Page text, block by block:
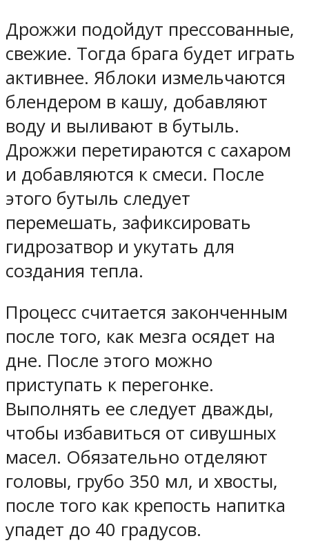
Дрожжи подойдут прессованные,
свежие. Тогда брага будет играть
активнее. Яблоки измельчаются
блендером в кашу, добавляют
воду и выливают в бутыль.
Дрожжи перетираются с сахаром
и добавляются к смеси. После
этого бутыль следует
перемешать, зафиксировать
гидрозатвор и укутать для
создания тепла.
Процесс считается законченным
после того, как мезга осядет на
дне. После этого можно
приступать к перегонке.
Выполнять ее следует дважды,
чтобы избавиться от сивушных
масел. Обязательно отделяют
головы, грубо 350 мл, и хвосты,
после того как крепость напитка
упадет до 40 градусов.